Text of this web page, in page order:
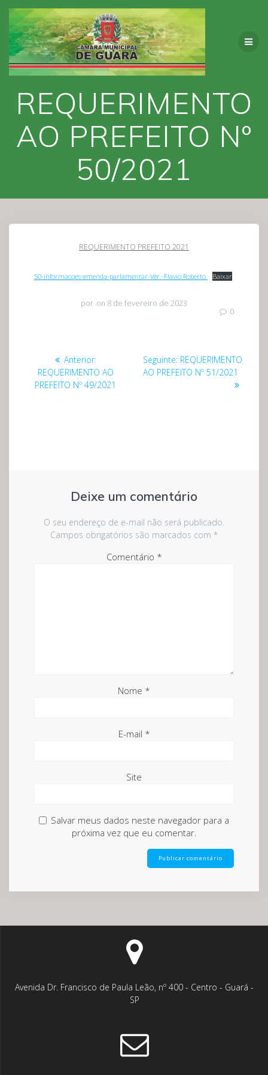
Skip
to
content
REQUERIMENTO
AO PREFEITO Nº
50/2021
REQUERIMENTO PREFEITO 2021
50-informacoes-emenda-parlamentar-Ver.-Flavio.Roberto. Baixar
por on 8 de fevereiro de 2023
0
Navegação
Anterior:Post
anterior:
REQUERIMENTO AO
PREFEITO Nº 49/2021
Seguinte: Post
seguinte:
REQUERIMENTO
AO PREFEITO Nº 51/2021
Deixe um comentário
O seu endereço de e-mail não será publicado.
Campos obrigatórios são marcados com *
Comentário *
Nome *
E-mail *
Site
Salvar meus dados neste navegador para a
próxima vez que eu comentar.
Avenida Dr. Francisco de Paula Leão, nº 400 - Centro - Guará -
SP